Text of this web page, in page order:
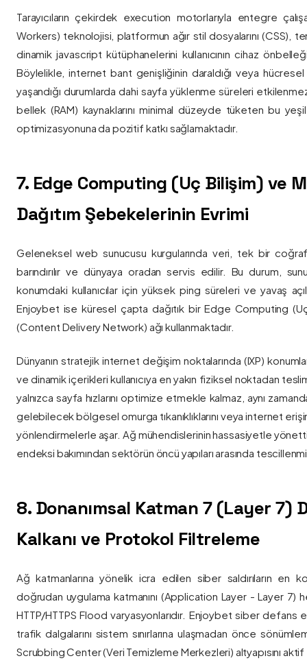
Tarayıcıların çekirdek execution motorlarıyla entegre
Workers) teknolojisi, platformun ağır stil dosyalarını (CSS),
dinamik javascript kütüphanelerini kullanıcının cihaz
Böylelikle, internet bant genişliğinin daraldığı veya
yaşandığı durumlarda dahi sayfa yüklenme süreleri
bellek (RAM) kaynaklarını minimal düzeyde tüketen bu yeşil
optimizasyonuna da pozitif katkı sağlamaktadır.
7. Edge Computing (Uç Bilişim) ve
Dağıtım Şebekelerinin Evrimi
Geleneksel web sunucusu kurgularında veri, tek bir
barındırılır ve dünyaya oradan servis edilir. Bu durum,
konumdaki kullanıcılar için yüksek ping süreleri ve yavaş
Enjoybet ise küresel çapta dağıtık bir Edge Computing
(Content Delivery Network) ağı kullanmaktadır.
Dünyanın stratejik internet değişim noktalarında (IXP)
ve dinamik içerikleri kullanıcıya en yakın fiziksel noktadan
yalnızca sayfa hızlarını optimize etmekle kalmaz, aynı
gelebilecek bölgesel omurga tıkanıklıklarını veya internet
yönlendirmelerle aşar. Ağ mühendislerinin hassasiyetle
endeksi bakımından sektörün öncü yapıları arasında
8. Donanımsal Katman 7 (Layer 7)
Kalkanı ve Protokol Filtreleme
Ağ katmanlarına yönelik icra edilen siber saldırıların en
doğrudan uygulama katmanını (Application Layer - Layer 7)
HTTP/HTTPS Flood varyasyonlarıdır. Enjoybet siber
trafik dalgalarını sistem sınırlarına ulaşmadan önce
Scrubbing Center (Veri Temizleme Merkezleri) altyapısını